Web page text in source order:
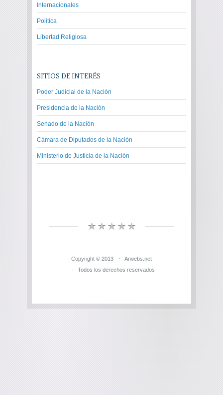
Internacionales
Politica
Libertad Religiosa
SITIOS DE INTERÉS
Poder Judicial de la Nación
Presidencia de la Nación
Senado de la Nación
Cámara de Diputados de la Nación
Ministerio de Justicia de la Nación
Copyright © 2013
Arwebs.net
Todos los derechos reservados